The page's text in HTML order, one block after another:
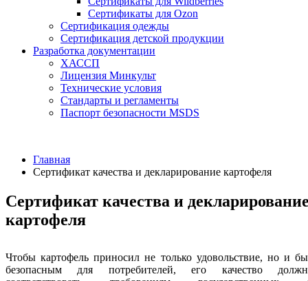
Сертификаты для Ozon
Сертификация одежды
Сертификация детской продукции
Разработка документации
ХАССП
Лицензия Минкульт
Технические условия
Стандарты и регламенты
Паспорт безопасности MSDS
Главная
Сертификат качества и декларирование картофеля
Сертификат качества и
картофеля
Чтобы картофель приносил не только удовольствие, но и
безопасным для потребителей, его качество